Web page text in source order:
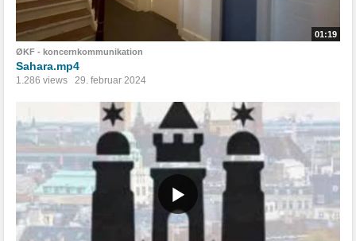
01:19
ØKF - koncernkommunikation
Sahara.mp4
1.286 views 29. februar 2024